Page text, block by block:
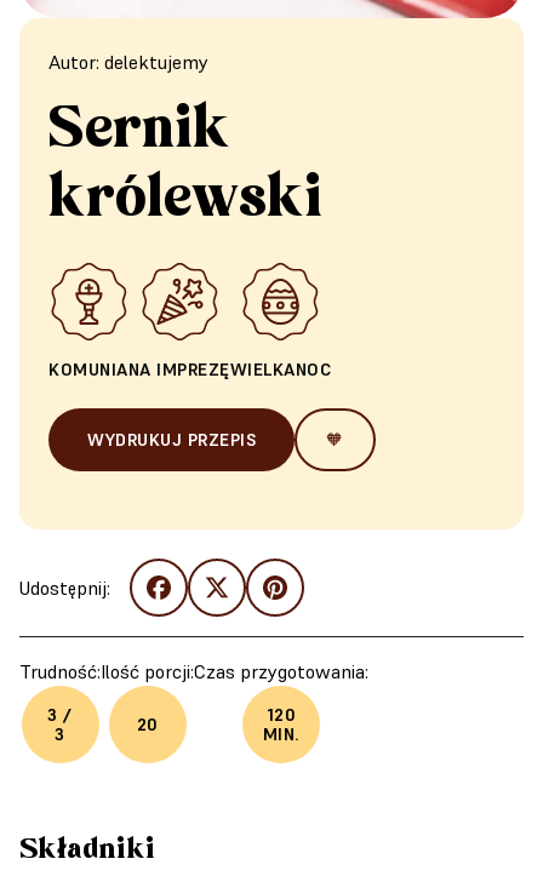
Autor: delektujemy
Sernik
królewski
KOMUNIANA IMPREZĘWIELKANOC
WYDRUKUJ PRZEPIS 🧡
Udostępnij:
Trudność:
3 /
3
Ilość porcji:
20
Czas przygotowania:
120
MIN.
Składniki